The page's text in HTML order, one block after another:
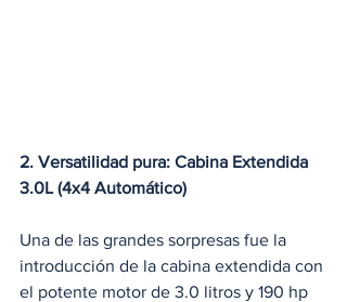
2. Versatilidad pura: Cabina Extendida
3.0L (4x4 Automático)
Una de las grandes sorpresas fue la
introducción de la cabina extendida con
el potente motor de 3.0 litros y 190 hp